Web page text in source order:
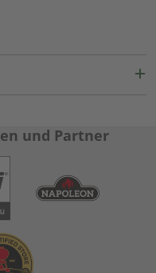
und Partner